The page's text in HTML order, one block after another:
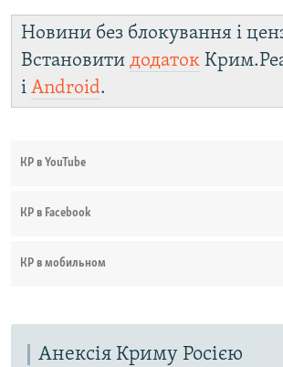
Новини без блокування і
Встановити додаток
і Android.
КР в YouTube
КР в Facebook
КР в мобильном
Анексія Криму Росією